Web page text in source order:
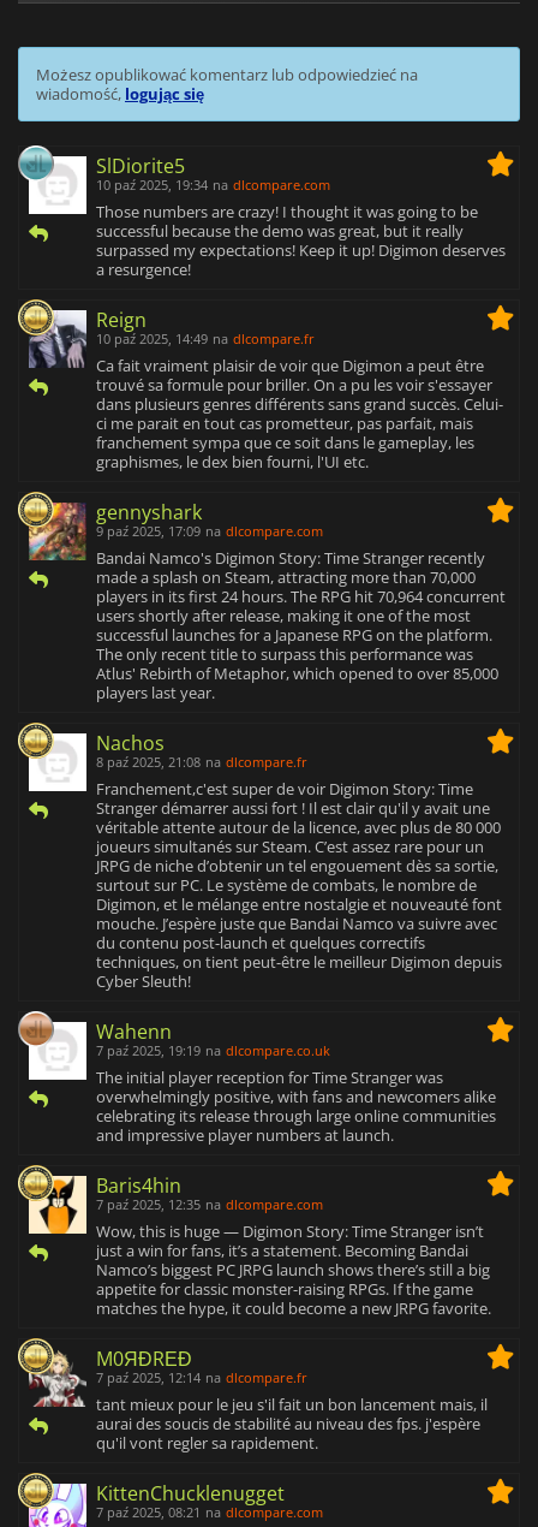
Możesz opublikować komentarz lub odpowiedzieć na
wiadomość, logując się
SlDiorite5
10 paź 2025, 19:34 na dlcompare.com
Those numbers are crazy! I thought it was going to be
successful because the demo was great, but it really
surpassed my expectations! Keep it up! Digimon deserves
a resurgence!
Reign
10 paź 2025, 14:49 na dlcompare.fr
Ca fait vraiment plaisir de voir que Digimon a peut être
trouvé sa formule pour briller. On a pu les voir s'essayer
dans plusieurs genres différents sans grand succès. Celui-
ci me parait en tout cas prometteur, pas parfait, mais
franchement sympa que ce soit dans le gameplay, les
graphismes, le dex bien fourni, l'UI etc.
gennyshark
9 paź 2025, 17:09 na dlcompare.com
Bandai Namco's Digimon Story: Time Stranger recently
made a splash on Steam, attracting more than 70,000
players in its first 24 hours. The RPG hit 70,964 concurrent
users shortly after release, making it one of the most
successful launches for a Japanese RPG on the platform.
The only recent title to surpass this performance was
Atlus' Rebirth of Metaphor, which opened to over 85,000
players last year.
Nachos
8 paź 2025, 21:08 na dlcompare.fr
Franchement,c'est super de voir Digimon Story: Time
Stranger démarrer aussi fort ! Il est clair qu'il y avait une
véritable attente autour de la licence, avec plus de 80 000
joueurs simultanés sur Steam. C’est assez rare pour un
JRPG de niche d’obtenir un tel engouement dès sa sortie,
surtout sur PC. Le système de combats, le nombre de
Digimon, et le mélange entre nostalgie et nouveauté font
mouche. J’espère juste que Bandai Namco va suivre avec
du contenu post-launch et quelques correctifs
techniques, on tient peut-être le meilleur Digimon depuis
Cyber Sleuth!
Wahenn
7 paź 2025, 19:19 na dlcompare.co.uk
The initial player reception for Time Stranger was
overwhelmingly positive, with fans and newcomers alike
celebrating its release through large online communities
and impressive player numbers at launch.
Baris4hin
7 paź 2025, 12:35 na dlcompare.com
Wow, this is huge — Digimon Story: Time Stranger isn’t
just a win for fans, it’s a statement. Becoming Bandai
Namco’s biggest PC JRPG launch shows there’s still a big
appetite for classic monster-raising RPGs. If the game
matches the hype, it could become a new JRPG favorite.
M0ЯĐRΕĐ
7 paź 2025, 12:14 na dlcompare.fr
tant mieux pour le jeu s'il fait un bon lancement mais, il
aurai des soucis de stabilité au niveau des fps. j'espère
qu'il vont regler sa rapidement.
KittenChucklenugget
7 paź 2025, 08:21 na dlcompare.com